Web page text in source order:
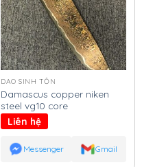
DAO SINH TỒN
Damascus copper niken
steel vg10 core
Liên hệ
Messenger Gmail